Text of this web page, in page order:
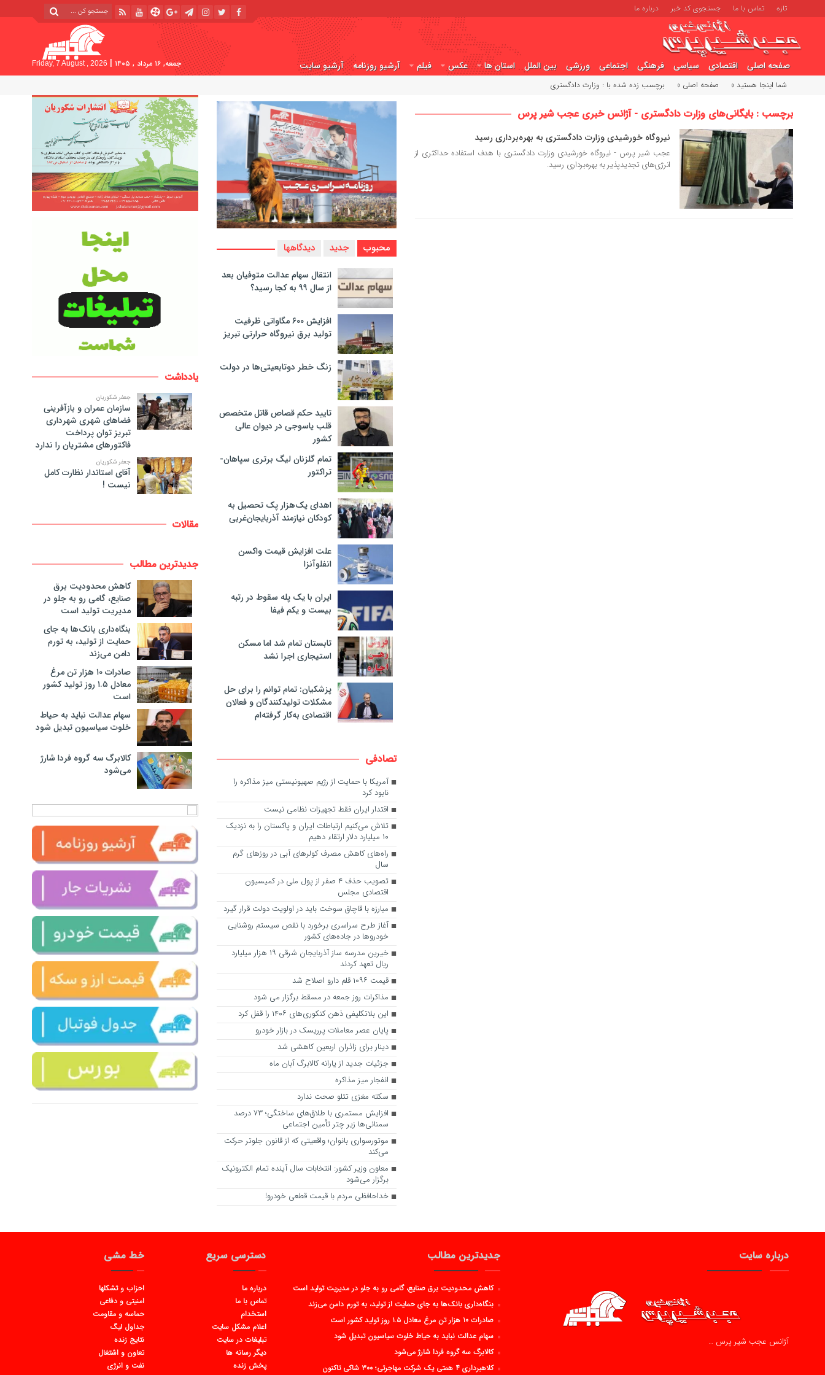
تازه تماس با ما جستجوی کد خبر درباره ما
صفحه اصلی اقتصادی سیاسی فرهنگی اجتماعی ورزشی بین الملل استان ها عکس فیلم آرشیو روزنامه آرشیو سایت جمعه, ۱۶ مرداد , ۱۴۰۵ |
Friday, 7 August , 2026
شما اینجا هستید » صفحه اصلی » برچسب زده شده با : وزارت دادگستری
برچسب : بایگانی‌های وزارت دادگستری - آژانس خبری عجب شیر پرس
15 شهریور 1404 نیروگاه خورشیدی وزارت دادگستری به بهره‌برداری رسید
عجب شیر پرس - نیروگاه خورشیدی وزارت دادگستری با هدف استفاده حداکثری از
انرژی‌های تجدیدپذیر به بهره‌برداری رسید.
محبوب جدید دیدگاهها
انتقال سهام عدالت متوفیان بعد
از سال ۹۹ به کجا رسید؟
افزایش ۶۰۰ مگاواتی ظرفیت
تولید برق نیروگاه حرارتی تبریز
زنگ خطر دوتابعیتی‌ها در دولت
تایید حکم قصاص قاتل متخصص
قلب یاسوجی در دیوان عالی
کشور
تمام گلزنان لیگ‌ برتری سپاهان-
تراکتور
اهدای یک‌هزار پک تحصیل به
کودکان نیازمند آذربایجان‌غربی
علت افزایش قیمت واکسن
انفلوآنزا
ایران با یک پله سقوط در رتبه
بیست و یکم فیفا
تابستان تمام شد اما مسکن
استیجاری اجرا نشد
پزشکیان: تمام توانم را برای حل
مشکلات تولیدکنندگان و فعالان
اقتصادی به‌کار گرفته‌ام
تصادفی
آمریکا با حمایت از رژیم صهیونیستی میز مذاکره را
نابود کرد
اقتدار ایران فقط تجهیزات نظامی نیست
تلاش می‌کنیم ارتباطات ایران و پاکستان را به نزدیک
۱۰ میلیارد دلار ارتقاء دهیم
راه‌های کاهش مصرف کولرهای آبی در روزهای گرم
سال
تصویب حذف ۴ صفر از پول ملی در کمیسیون
اقتصادی مجلس
مبارزه با قاچاق سوخت باید در اولویت دولت قرار گیرد
آغاز طرح سراسری برخورد با نقص سیستم روشنایی
خودروها در جاده‌های کشور
خیرین مدرسه ساز آذربایجان شرقی ۱۹ هزار میلیارد
ریال تعهد کردند
قیمت ۱۰۹۶ قلم دارو اصلاح شد
مذاکرات روز جمعه در مسقط برگزار می شود
این بلاتکلیفی ذهن کنکوری‌های ۱۴۰۶ را قفل کرد
پایان عصر معاملات پرریسک در بازار خودرو
دینار برای زائران اربعین کاهشی شد
جزئیات جدید از یارانه کالابرگ آبان ماه
انفجار میز مذاکره
سکته مغزی تتلو صحت ندارد
افزایش مستمری با طلاق‌های ساختگی؛ ۷۳ درصد
سمنانی‌ها زیر چتر تأمین اجتماعی
موتورسواری بانوان؛ واقعیتی که از قانون جلوتر حرکت
می‌کند
معاون وزیر کشور: انتخابات سال آینده تمام الکترونیک
برگزار می‌شود
خداحافظی مردم با قیمت قطعی خودرو!
یادداشت
جعفر شکوریان
سازمان عمران و بازآفرینی
فضاهای شهری شهرداری
تبریز توان پرداخت
فاکتورهای مشتریان را ندارد
جعفر شکوریان
آقای استاندار نظارت کامل
نیست !
مقالات
جدیدترین مطالب
کاهش محدودیت برق
صنایع، گامی رو به جلو در
مدیریت تولید است
بنگاه‌داری بانک‌ها به جای
حمایت از تولید، به تورم
دامن می‌زند
صادرات ۱۰ هزار تن مرغ
معادل ۱.۵ روز تولید کشور
است
سهام عدالت نباید به حیاط
خلوت سیاسیون تبدیل شود
کالابرگ سه گروه فردا شارژ
می‌شود
درباره سایت
آژانس عجب شیر پرس …
جدیدترین مطالب
کاهش محدودیت برق صنایع، گامی رو به جلو در مدیریت تولید است
بنگاه‌داری بانک‌ها به جای حمایت از تولید، به تورم دامن می‌زند
صادرات ۱۰ هزار تن مرغ معادل ۱.۵ روز تولید کشور است
سهام عدالت نباید به حیاط خلوت سیاسیون تبدیل شود
کالابرگ سه گروه فردا شارژ می‌شود
کلاهبرداری ۴ همتی یک شرکت مهاجرتی؛ ۳۰۰ شاکی تاکنون
دسترسی سریع
درباره ما
تماس با ما
استخدام
اعلام مشکل سایت
تبلیغات در سایت
دیگر رسانه ها
پخش زنده
خط مشی
احزاب و تشکلها
امنیتی و دفاعی
حماسه و مقاومت
جداول لیگ
نتایج زنده
تعاون و اشتغال
نفت و انرژی